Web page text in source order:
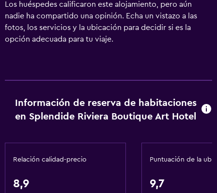
Los huéspedes calificaron este alojamiento, pero aún
nadie ha compartido una opinión. Echa un vistazo a las
fotos, los servicios y la ubicación para decidir si es la
opción adecuada para tu viaje.
Información de reserva de habitaciones
en Splendide Riviera Boutique Art Hotel
Relación calidad-precio
8,9
Puntuación de la
9,7